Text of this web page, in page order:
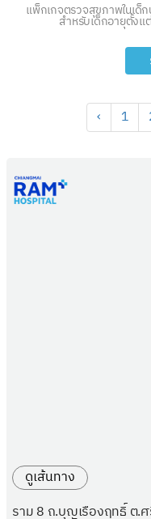
แพ็กเกจตรวจสุขภาพในเด็
สำหรับเด็กอายุตั้งแ
‹ 1
ดูเส้นทาง
ราม 8 ถ.บุญเรืองฤทธิ์ ต.